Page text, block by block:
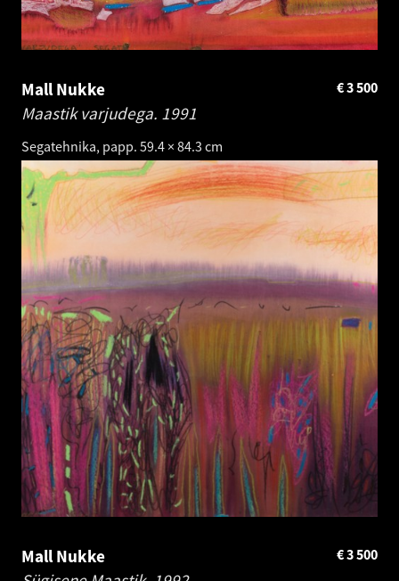
Mall Nukke
Maastik varjudega. 1991
Segatehnika, papp. 59.4 × 84.3 cm
3 500
€
Mall Nukke
3 500
€